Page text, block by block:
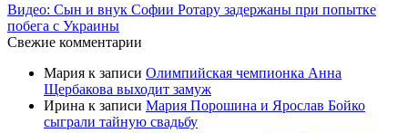
Видео: Сын и внук Софии Ротару задержаны при попытке
побега с Украины
Свежие комментарии
Мария к записи Олимпийская чемпионка Анна
Щербакова выходит замуж
Ирина к записи Мария Порошина и Ярослав Бойко
сыграли тайную свадьбу